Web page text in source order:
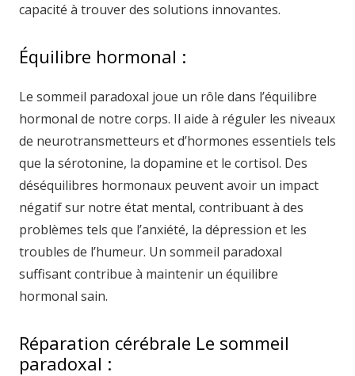
capacité à trouver des solutions innovantes.
Équilibre hormonal :
Le sommeil paradoxal joue un rôle dans l’équilibre
hormonal de notre corps. Il aide à réguler les niveaux
de neurotransmetteurs et d’hormones essentiels tels
que la sérotonine, la dopamine et le cortisol. Des
déséquilibres hormonaux peuvent avoir un impact
négatif sur notre état mental, contribuant à des
problèmes tels que l’anxiété, la dépression et les
troubles de l’humeur. Un sommeil paradoxal
suffisant contribue à maintenir un équilibre
hormonal sain.
Réparation cérébrale Le sommeil
paradoxal :